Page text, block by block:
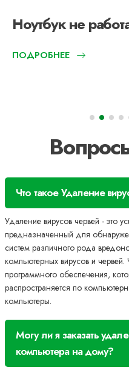
Ноутбук не
ПОДРОБНЕЕ
Что такое Удаление
Удаление вирусов червей - это
предназначенный для
систем различного рода
компьютерных вирусов и червей.
программного обеспечения,
распространяется по
компьютеры.
Могу ли я заказать
компьютера на дому?